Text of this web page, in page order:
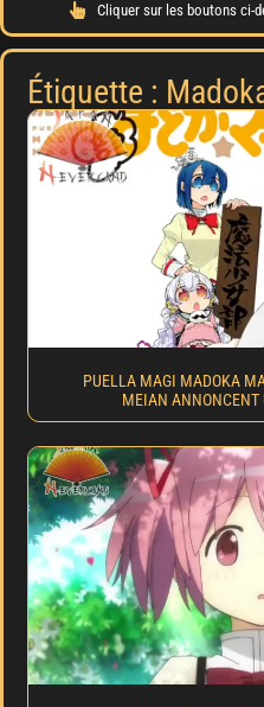
Cliquer sur les boutons ci-
Étiquette :
PUELLA MAGI MADOKA
MEIAN